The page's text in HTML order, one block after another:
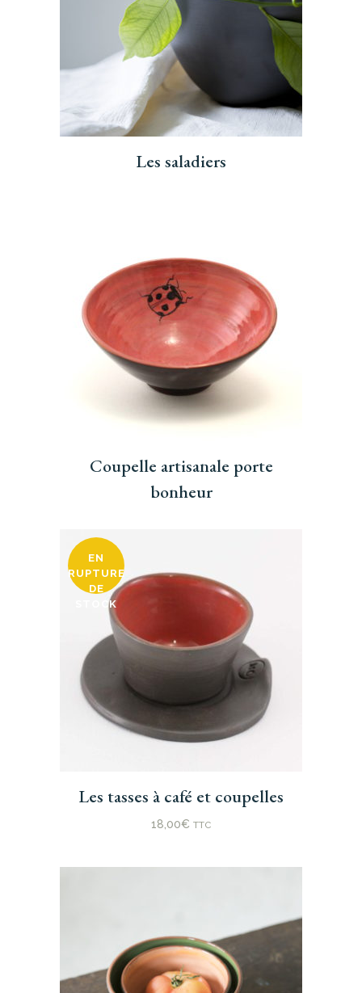
Les saladiers
Coupelle artisanale porte
bonheur
EN
RUPTURE
DE
STOCK
produit
variations.
choisies
Les tasses à café et coupelles
18,00€ TTC